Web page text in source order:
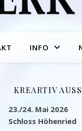
INFO
KREARTIV
23./24. Mai 2026
Schloss Höhenried